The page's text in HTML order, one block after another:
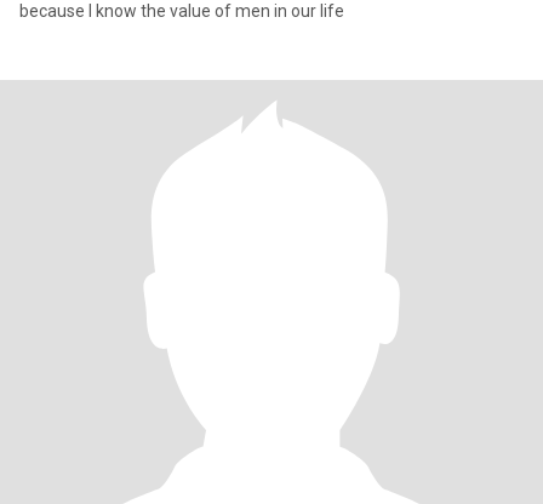
because I know the value of men in our life